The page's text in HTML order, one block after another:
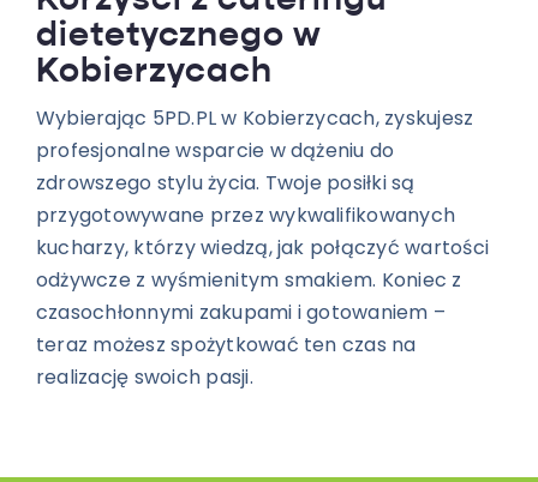
dietetycznego w
Kobierzycach
Wybierając 5PD.PL w Kobierzycach, zyskujesz
profesjonalne wsparcie w dążeniu do
zdrowszego stylu życia. Twoje posiłki są
przygotowywane przez wykwalifikowanych
kucharzy, którzy wiedzą, jak połączyć wartości
odżywcze z wyśmienitym smakiem. Koniec z
czasochłonnymi zakupami i gotowaniem –
teraz możesz spożytkować ten czas na
realizację swoich pasji.